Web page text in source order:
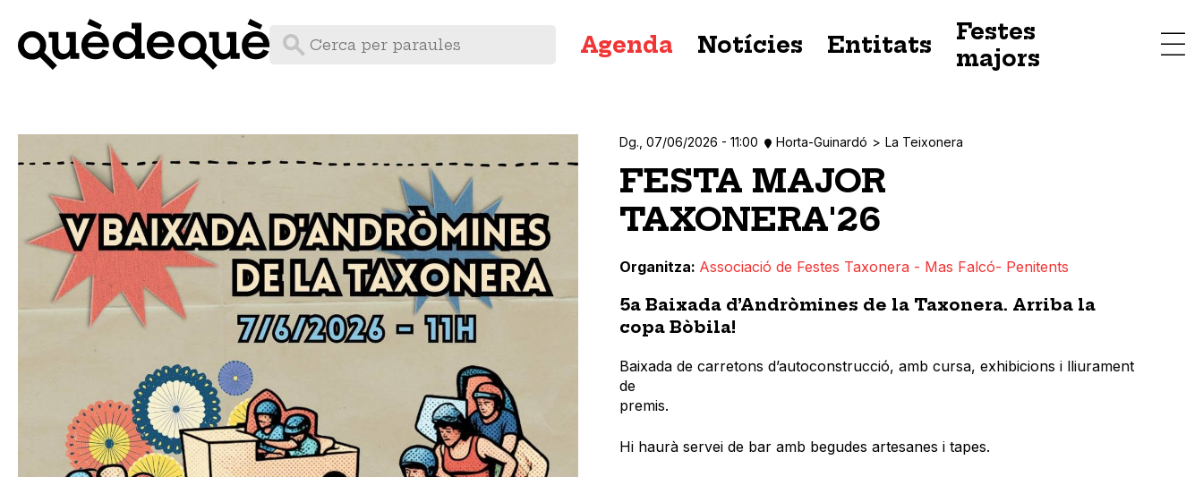
principal
Agenda Notícies Entitats
Festes
majors
Dg., 07/06/2026 - 11:00 Horta-Guinardó La Teixonera
FESTA MAJOR
TAXONERA'26
Organitza Associació de Festes Taxonera - Mas Falcó- Penitents
5a Baixada d’Andròmines de la Taxonera. Arriba la
copa Bòbila!
Baixada de carretons d’autoconstrucció, amb cursa, exhibicions i lliurament
de
premis.
Hi haurà servei de bar amb begudes artesanes i tapes.